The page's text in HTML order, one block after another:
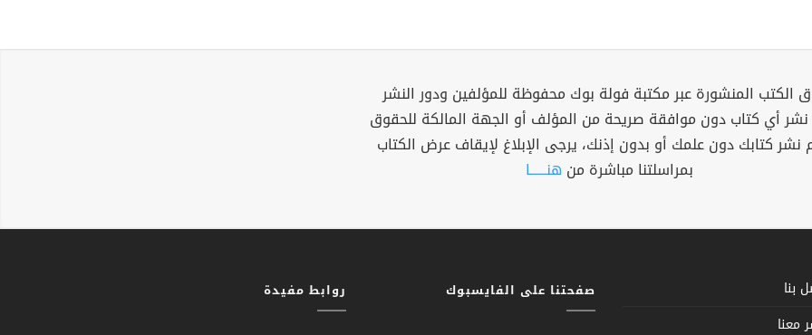
الكتب المنشورة عبر مكتبة فولة بوك محفوظة للمؤلفين ودور النشر
نشر أي كتاب دون موافقة صريحة من المؤلف أو الجهة المالكة للحقوق
نشر كتابك دون علمك أو بدون إذنك، يرجى الإبلاغ لإيقاف عرض الكتاب
بمراسلتنا مباشرة من هنــــــا
بنا
معنا
صفحتنا على الفايسبوك روابط مفيدة